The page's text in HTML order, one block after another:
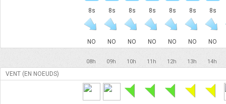
8s 8s 8s 8s 8s 8s 8s
NO NO NO NO NO NO NO
08h 09h 10h 11h 12h 13h 14h
VENT (EN NOEUDS)